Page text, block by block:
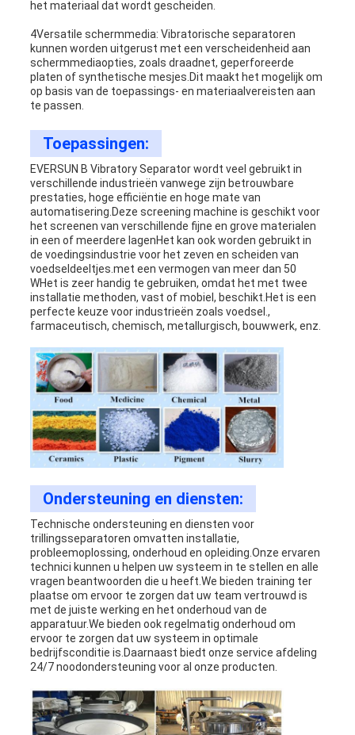
het materiaal dat wordt gescheiden.
4Versatile schermmedia: Vibratorische separatoren
kunnen worden uitgerust met een verscheidenheid aan
schermmediaopties, zoals draadnet, geperforeerde
platen of synthetische mesjes.Dit maakt het mogelijk om
op basis van de toepassings- en materiaalvereisten aan
te passen.
Toepassingen:
EVERSUN B Vibratory Separator wordt veel gebruikt in
verschillende industrieën vanwege zijn betrouwbare
prestaties, hoge efficiëntie en hoge mate van
automatisering.Deze screening machine is geschikt voor
het screenen van verschillende fijne en grove materialen
in een of meerdere lagenHet kan ook worden gebruikt in
de voedingsindustrie voor het zeven en scheiden van
voedseldeeltjes.met een vermogen van meer dan 50
WHet is zeer handig te gebruiken, omdat het met twee
installatie methoden, vast of mobiel, beschikt.Het is een
perfecte keuze voor industrieën zoals voedsel.,
farmaceutisch, chemisch, metallurgisch, bouwwerk, enz.
Ondersteuning en diensten:
Technische ondersteuning en diensten voor
trillingsseparatoren omvatten installatie,
probleemoplossing, onderhoud en opleiding.Onze ervaren
technici kunnen u helpen uw systeem in te stellen en alle
vragen beantwoorden die u heeft.We bieden training ter
plaatse om ervoor te zorgen dat uw team vertrouwd is
met de juiste werking en het onderhoud van de
apparatuur.We bieden ook regelmatig onderhoud om
ervoor te zorgen dat uw systeem in optimale
bedrijfsconditie is.Daarnaast biedt onze service afdeling
24/7 noodondersteuning voor al onze producten.